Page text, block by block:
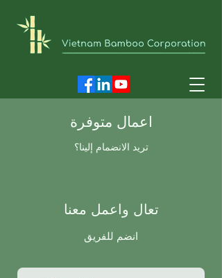
اعمال متوفرة
تريد الانضمام إلينا؟
تعال واعمل معنا
انضم للفريق